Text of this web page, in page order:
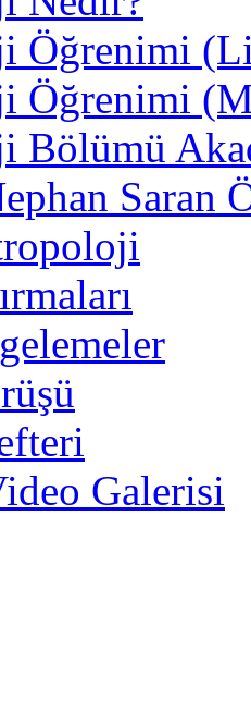
Öğrenimi
Öğrenimi
Bölümü
Saran
Galerisi